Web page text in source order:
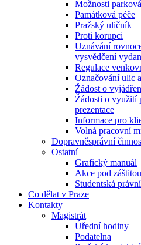
Možnosti
Památková péče
Pražský uličník
Proti korupci
Uznávání
vysvědčení
Regulace
Označování ulic
Žádost o
Žádosti o využití
prezentace
Informace pro
Volná pracovní
Dopravněsprávní
Ostatní
Grafický manuál
Akce pod
Studentská
Co dělat v Praze
Kontakty
Magistrát
Úřední hodiny
Podatelna